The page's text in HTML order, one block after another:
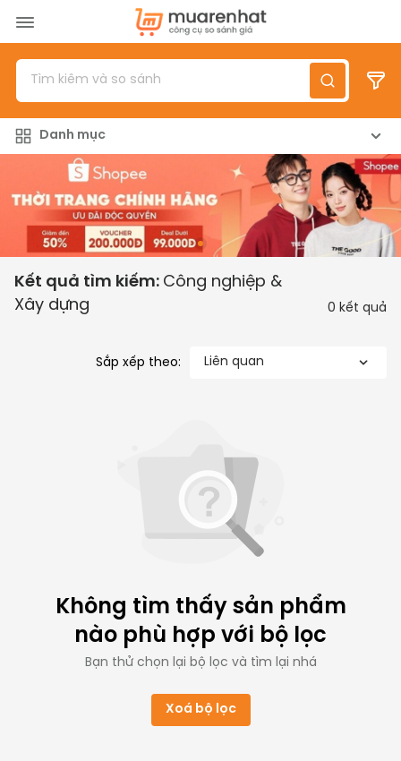
Menu
Sản phẩm
Đánh giá sản phẩm
Giới thiệu
Đăng nhập/Đăng ký
Danh mục
Kết quả tìm kiếm: Công nghiệp &
Xây dựng
0 kết quả
Sắp xếp theo: Liên quan
Không tìm thấy sản phẩm
nào phù hợp với bộ lọc
Bạn thử chọn lại bộ lọc và tìm lại nhá
Xoá bộ lọc